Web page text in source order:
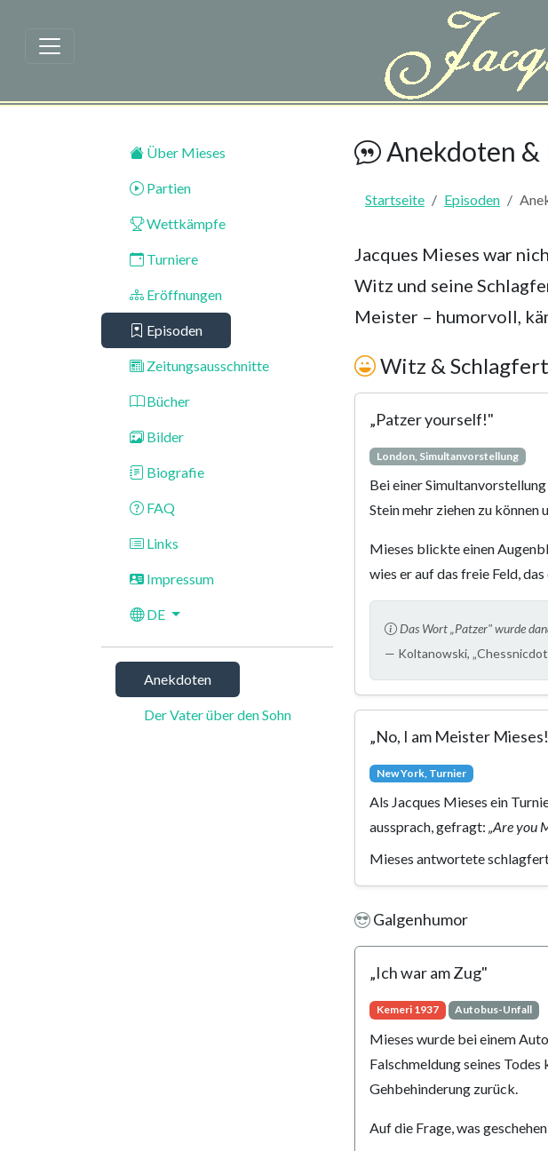
Anekdoten über Jacques Mieses | Zitate &
Über Mieses
Partien
Wettkämpfe
Turniere
Eröffnungen
Episoden
Zeitungsausschnitte
Bücher
Bilder
Biografie
FAQ
Links
Impressum
DE
Anekdoten
Der Vater über den Sohn
Anekdoten &
Startseite Episoden
Jacques Mieses war
Witz und seine
Meister – humorvoll,
Witz &
„Patzer yourself!"
London, Simultanvorstellung
Bei einer
Stein mehr ziehen zu
Mieses blickte einen
wies er auf das freie Feld,
Das Wort „Patzer" wurde
— Koltanowski,
„No, I am Meister
New York, Turnier
Als Jacques Mieses ein
aussprach, gefragt: „Are you
Mieses antwortete
Galgenhumor
„Ich war am Zug"
Kemeri 1937 Autobus-Unfall
Mieses wurde bei einem
Falschmeldung seines
Gehbehinderung zurück.
Auf die Frage, was